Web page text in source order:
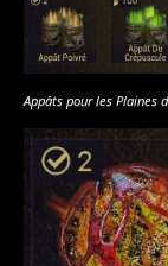
Appâts pour les Plaines